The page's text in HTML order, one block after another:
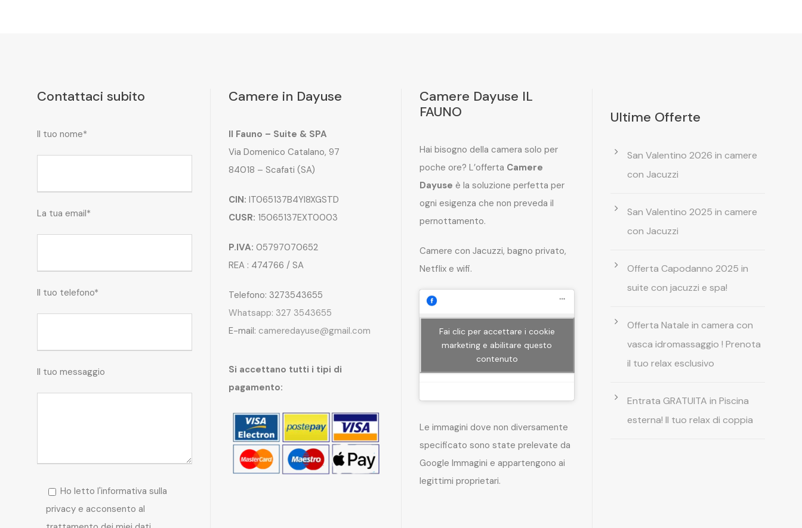
Contattaci subito
Il tuo nome*
La tua email*
Il tuo telefono*
Il tuo messaggio
Ho letto l'informativa sulla
privacy e acconsento al
Camere in Dayuse
Il Fauno – Suite & SPA
Via Domenico Catalano, 97
84018 – Scafati (SA)
CIN: IT065137B4YI8XGSTD
CUSR: 15065137EXT0003
P.IVA: 05797070652
REA : 474766 / SA
Telefono: 3273543655
Whatsapp: 327 3543655
E-mail: cameredayuse@gmail.com
Si accettano tutti i tipi di
pagamento:
Camere Dayuse IL
FAUNO
Hai bisogno della camera solo per
poche ore? L’offerta Camere
Dayuse è la soluzione perfetta per
ogni esigenza che non preveda il
pernottamento.
Camere con Jacuzzi, bagno privato,
Netflix e wifi.
Fai clic per accettare i cookie
marketing e abilitare questo
contenuto
Le immagini dove non diversamente
specificato sono state prelevate da
Google Immagini e appartengono ai
legittimi proprietari.
Ultime Offerte
San Valentino 2026 in camere
con Jacuzzi
San Valentino 2025 in camere
con Jacuzzi
Offerta Capodanno 2025 in
suite con jacuzzi e spa!
Offerta Natale in camera con
vasca idromassaggio ! Prenota
il tuo relax esclusivo
Entrata GRATUITA in Piscina
esterna! Il tuo relax di coppia